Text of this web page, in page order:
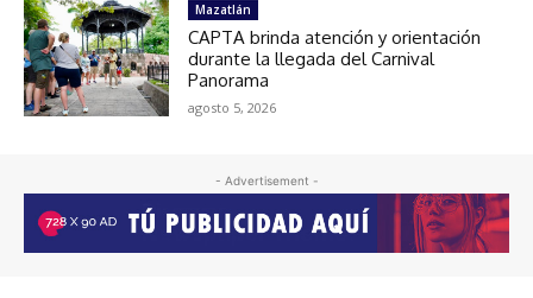
Mazatlán
CAPTA brinda atención y orientación
durante la llegada del Carnival
Panorama
agosto 5, 2026
- Advertisement -